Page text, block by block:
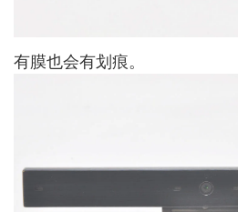
有膜也会有划痕。